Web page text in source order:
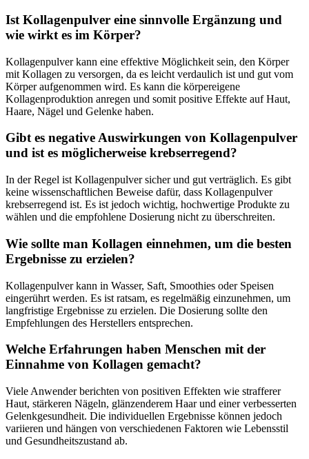
Ist Kollagenpulver eine sinnvolle Ergänzung und
wie wirkt es im Körper?
Kollagenpulver kann eine effektive Möglichkeit sein, den Körper
mit Kollagen zu versorgen, da es leicht verdaulich ist und gut vom
Körper aufgenommen wird. Es kann die körpereigene
Kollagenproduktion anregen und somit positive Effekte auf Haut,
Haare, Nägel und Gelenke haben.
Gibt es negative Auswirkungen von Kollagenpulver
und ist es möglicherweise krebserregend?
In der Regel ist Kollagenpulver sicher und gut verträglich. Es gibt
keine wissenschaftlichen Beweise dafür, dass Kollagenpulver
krebserregend ist. Es ist jedoch wichtig, hochwertige Produkte zu
wählen und die empfohlene Dosierung nicht zu überschreiten.
Wie sollte man Kollagen einnehmen, um die besten
Ergebnisse zu erzielen?
Kollagenpulver kann in Wasser, Saft, Smoothies oder Speisen
eingerührt werden. Es ist ratsam, es regelmäßig einzunehmen, um
langfristige Ergebnisse zu erzielen. Die Dosierung sollte den
Empfehlungen des Herstellers entsprechen.
Welche Erfahrungen haben Menschen mit der
Einnahme von Kollagen gemacht?
Viele Anwender berichten von positiven Effekten wie strafferer
Haut, stärkeren Nägeln, glänzenderem Haar und einer verbesserten
Gelenkgesundheit. Die individuellen Ergebnisse können jedoch
variieren und hängen von verschiedenen Faktoren wie Lebensstil
und Gesundheitszustand ab.